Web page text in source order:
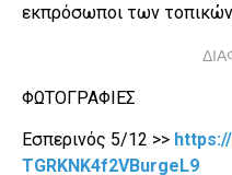
εκπρόσωποι των
ΦΩΤΟΓΡΑΦΙΕΣ
Εσπερινός 5/12 >>
TGRKNK4f2VBurgeL9